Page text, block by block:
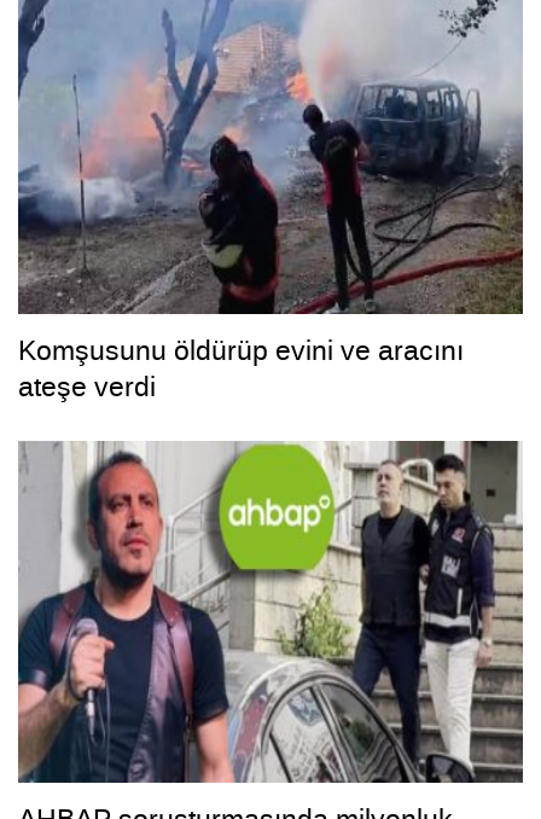
Komşusunu öldürüp evini ve aracını
ateşe verdi